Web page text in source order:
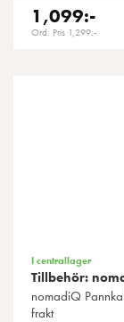
1,099:-
Ord. Pris 1,299:-
I centrallager
Tillbehör:
nomadiQ
frakt